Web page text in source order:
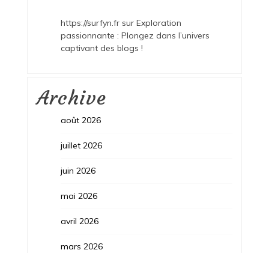
https://surfyn.frsur Exploration
passionnante : Plongez dans l’univers
captivant des blogs !
Archive
août 2026
juillet 2026
juin 2026
mai 2026
avril 2026
mars 2026